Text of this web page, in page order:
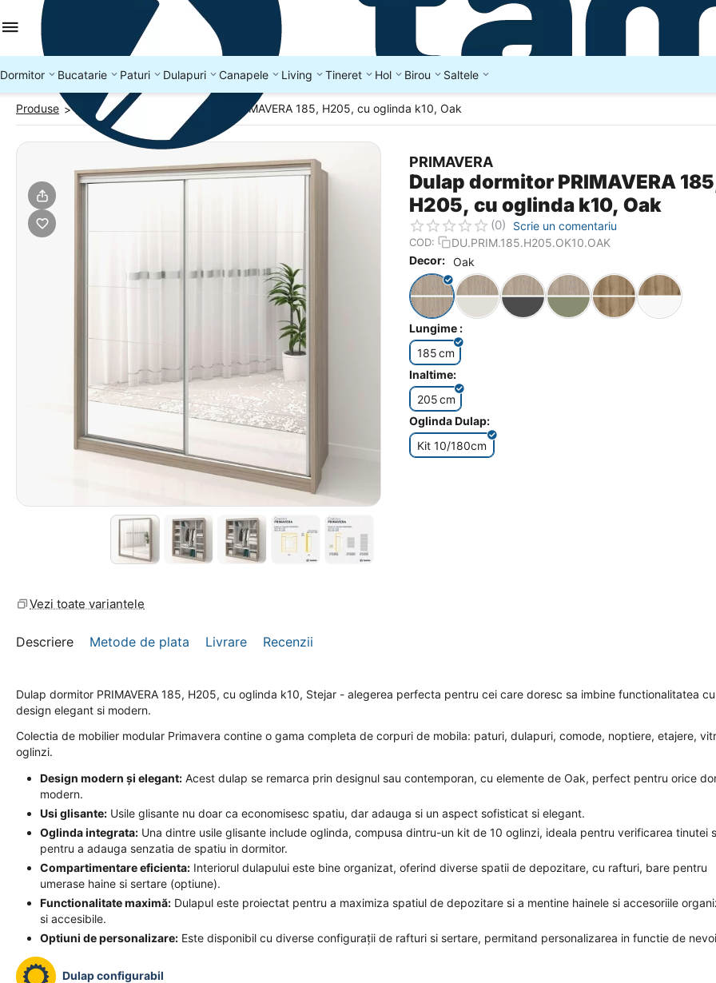
Dormitor Bucatarie Paturi Dulapuri Canapele Living Tineret Hol Birou Saltele
Produse > DULAPURI Dulap dormitor PRIMAVERA 185, H205, cu oglinda k10, Oak
PRIMAVERA
Dulap dormitor PRIMAVERA
H205, cu oglinda k10, Oak
(0) Scrie un comentariu
COD:
DU.PRIM.185.H205.OK10.OAK
Decor: Oak
Lungime :
185cm
Inaltime:
205cm
Oglinda Dulap:
Kit 10/180cm
Vezi toate variantele
Descriere Metode de plata Livrare Recenzii
Dulap dormitor PRIMAVERA 185, H205, cu oglinda k10, Stejar - alegerea perfecta pentru cei care doresc sa imbine functionalitatea
design elegant si modern.
Colectia de mobilier modular Primavera contine o gama completa de corpuri de mobila: paturi, dulapuri, comode, noptiere, etajere,
oglinzi.
Design modern și elegant: Acest dulap se remarca prin designul sau contemporan, cu elemente de Oak, perfect pentru orice
modern.
Usi glisante: Usile glisante nu doar ca economisesc spatiu, dar adauga si un aspect sofisticat si elegant.
Oglinda integrata: Una dintre usile glisante include oglinda, compusa dintru-un kit de 10 oglinzi, ideala pentru verificarea tinutei
pentru a adauga senzatia de spatiu in dormitor.
Compartimentare eficienta: Interiorul dulapului este bine organizat, oferind diverse spatii de depozitare, cu rafturi, bare pentru
umerase haine si sertare (optiune).
Functionalitate maximă: Dulapul este proiectat pentru a maximiza spatiul de depozitare si a mentine hainele si accesoriile
si accesibile.
Optiuni de personalizare: Este disponibil cu diverse configurații de rafturi si sertare, permitand personalizarea in functie de
Dulap configurabil